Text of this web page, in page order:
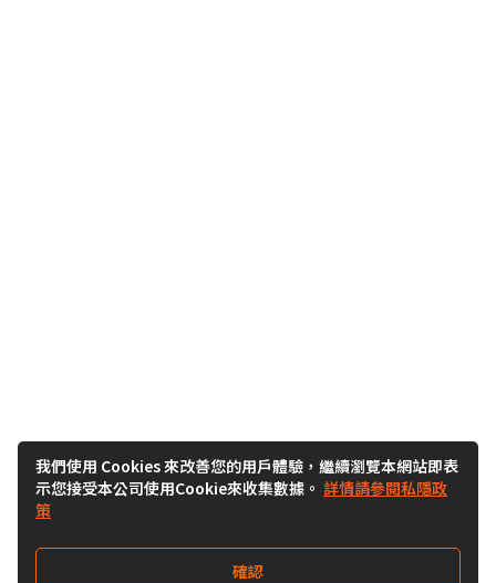
我們使用 Cookies 來改善您的用戶體驗，繼續瀏覽本網站即表
示您接受本公司使用Cookie來收集數據。 詳情請參閱私隱政
策
確認